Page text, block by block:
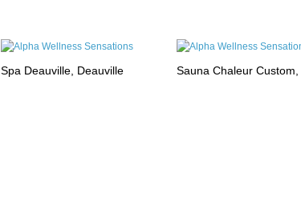
Spa Deauville, Deauville Sauna Chaleur